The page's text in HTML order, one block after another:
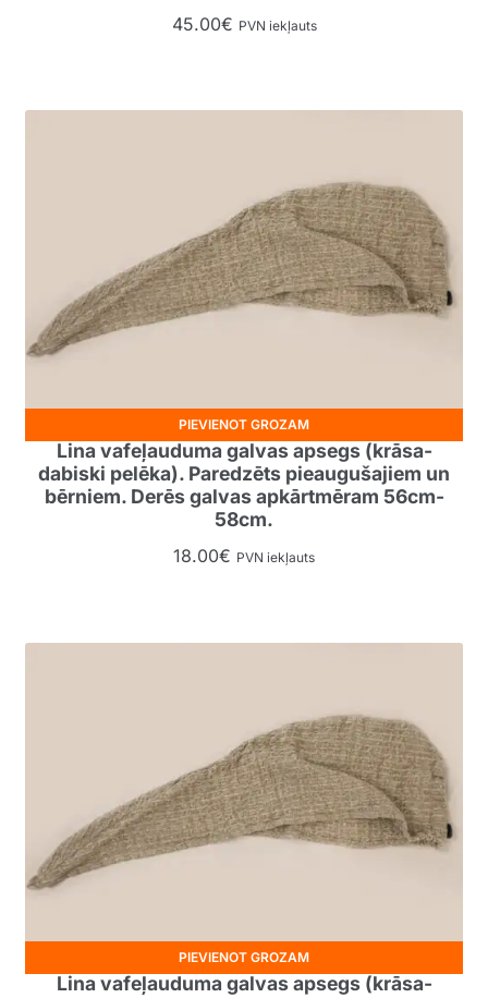
45.00€ PVN iekļauts
Lina vafeļauduma galvas apsegs (krāsa-
dabiski pelēka). Paredzēts pieaugušajiem un
bērniem. Derēs galvas apkārtmēram 56cm-
58cm.
18.00€ PVN iekļauts
PIEVIENOT GROZAM
Lina vafeļauduma galvas apsegs (krāsa-
PIEVIENOT GROZAM